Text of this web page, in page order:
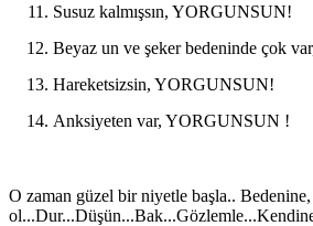
Susuz kalmışsın, YORGUNSUN!
Beyaz un ve şeker bedeninde çok
Hareketsizsin, YORGUNSUN!
Anksiyeten var, YORGUNSUN !
O zaman güzel bir niyetle başla..